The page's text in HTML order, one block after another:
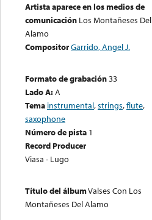
Artista aparece en los medios de
comunicación Los Montañeses Del
Alamo
CompositorGarrido, Angel J.
Formato de grabación33
Lado A:A
Tema instrumental,strings,flute,
saxophone
Número de pista 1
Record Producer
Viasa - Lugo
Título del álbumValses Con Los
Montañeses Del Alamo